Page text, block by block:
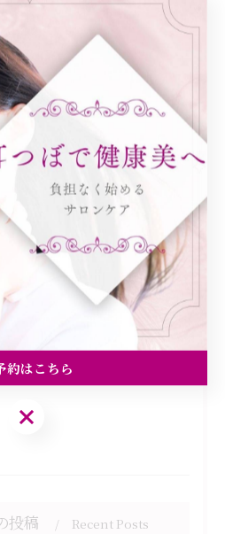
一覧に戻る 次のページ >
リー Categories
テゴリー
ト
ステ
投稿 Recent Posts
約はこちら
約はこちら